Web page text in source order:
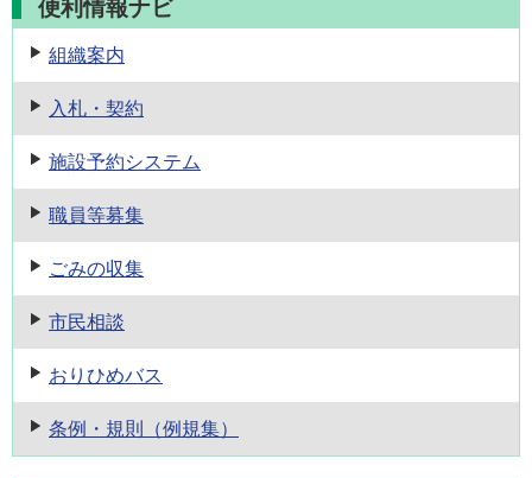
便利情報ナビ
組織案内
入札・契約
施設予約システム
職員等募集
ごみの収集
市民相談
おりひめバス
条例・規則 （例規集）